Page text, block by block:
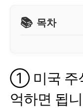
목차
① 미국 주
억하면 됩